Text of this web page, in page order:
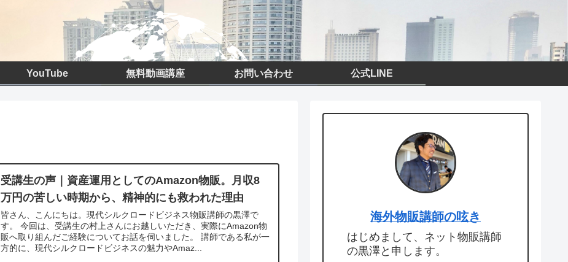
YouTube 無料動画講座 お問い合わせ 公式LINE
受講生の声｜資産運用としてのAmazon物販。月収8
万円の苦しい時期から、精神的にも救われた理由
皆さん、こんにちは。現代シルクロードビジネス物販講師の黒澤で
す。 今回は、受講生の村上さんにお越しいただき、実際にAmazon物
販へ取り組んだご経験についてお話を伺いました。 講師である私が一
方的に、現代シルクロードビジネスの魅力やAmaz...
海外物販講師の呟き
はじめまして、ネット物販講師
の黒澤と申します。